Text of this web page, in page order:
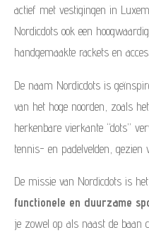
actief met vestigingen in
Nordicdots ook een
handgemaakte rackets en
De naam Nordicdots is
van het hoge noorden, zoals
herkenbare vierkante “dots”
tennis- en padelvelden, gezien
De missie van Nordicdots is
functionele en duurzame
je zowel op als naast de baan